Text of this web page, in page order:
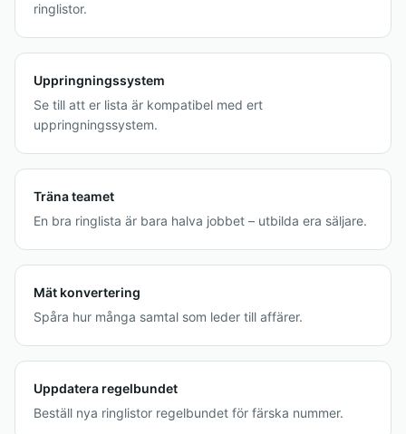
ringlistor.
Uppringningssystem
Se till att er lista är kompatibel med ert
uppringningssystem.
Träna teamet
En bra ringlista är bara halva jobbet – utbilda era säljare.
Mät konvertering
Spåra hur många samtal som leder till affärer.
Uppdatera regelbundet
Beställ nya ringlistor regelbundet för färska nummer.